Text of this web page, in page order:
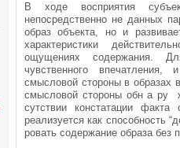
В ходе восприятия
непосредственно не данных
образ объекта, но и
характеристики
ощущениях содержания.
чувственного
смысловой стороны в образах
смысловой стороны обн а ру
сутствии констатации
реализуется как способность
ро­вать содержание образа без